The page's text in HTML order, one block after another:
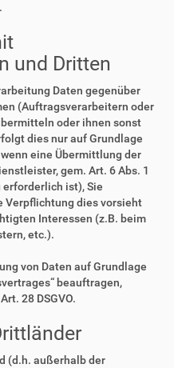
und Dritten
Daten gegenüber
(Auftragsverarbeitern oder
oder ihnen sonst
dies nur auf Grundlage
eine Übermittlung der
gem. Art. 6 Abs. 1
erforderlich ist), Sie
Verpflichtung dies vorsieht
Interessen (z.B. beim
etc.).
von Daten auf Grundlage
beauftragen,
28 DSGVO.
(d.h. außerhalb der